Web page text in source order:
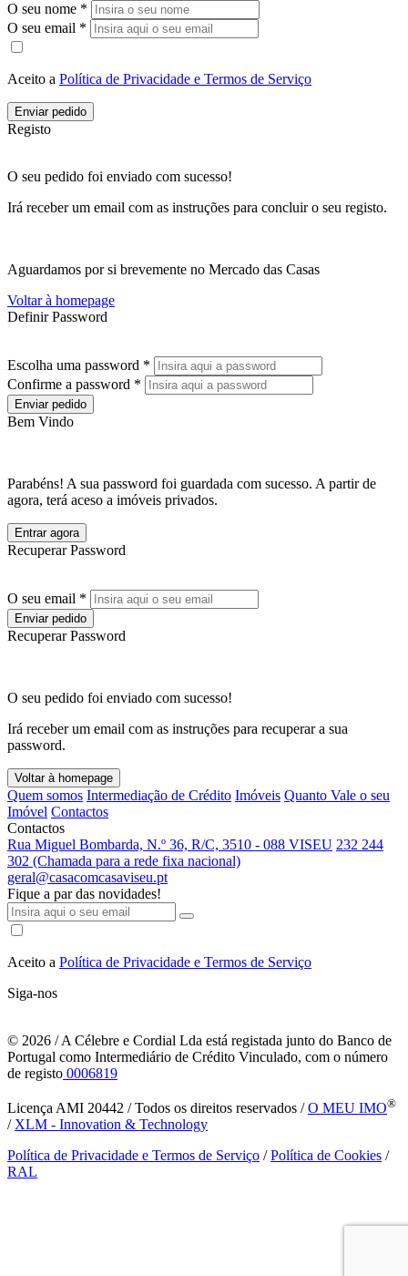
O seu nome *
O seu email *
Aceito a Política de Privacidade e Termos de Serviço
Enviar pedido
Registo
O seu pedido foi enviado com sucesso!
Irá receber um email com as instruções para concluir o seu registo.
Aguardamos por si brevemente no Mercado das Casas
Voltar à homepage
Definir Password
Escolha uma password *
Confirme a password *
Enviar pedido
Bem Vindo
Parabéns! A sua password foi guardada com sucesso. A partir de
agora, terá aceso a imóveis privados.
Entrar agora
Recuperar Password
O seu email *
Enviar pedido
Recuperar Password
O seu pedido foi enviado com sucesso!
Irá receber um email com as instruções para recuperar a sua
password.
Voltar à homepage
Quem somos Intermediação de Crédito Imóveis Quanto Vale o seu
Imóvel Contactos
Contactos
Rua Miguel Bombarda, N.º 36, R/C, 3510 - 088 VISEU 232 244
302 (Chamada para a rede fixa nacional)
geral@casacomcasaviseu.pt
Fique a par das novidades!
Aceito a Política de Privacidade e Termos de Serviço
Siga-nos
© 2026 / A Célebre e Cordial Lda está registada junto do Banco de
Portugal como Intermediário de Crédito Vinculado, com o número
de registo 0006819
Licença AMI 20442 / Todos os direitos reservados /O MEU IMO®
/ XLM - Innovation & Technology
Política de Privacidade e Termos de Serviço /Política de Cookies /
RAL